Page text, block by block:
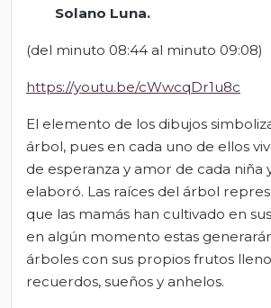
Solano Luna.
(del minuto 08:44 al minuto 09:08)
https://youtu.be/cWwcqDr1u8c
El elemento de los dibujos
árbol, pues en cada uno de ellos
de esperanza y amor de cada niña
elaboró. Las raíces del árbol
que las mamás han cultivado en
en algún momento estas
árboles con sus propios frutos
recuerdos, sueños y anhelos.